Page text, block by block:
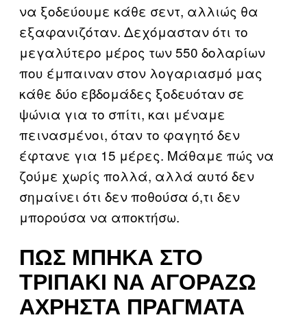
να ξοδεύουμε κάθε σεντ, αλλιώς θα
εξαφανιζόταν. Δεχόμασταν ότι το
μεγαλύτερο μέρος των 550 δολαρίων
που έμπαιναν στον λογαριασμό μας
κάθε δύο εβδομάδες ξοδευόταν σε
ψώνια για το σπίτι, και μέναμε
πεινασμένοι, όταν το φαγητό δεν
έφτανε για 15 μέρες. Μάθαμε πώς να
ζούμε χωρίς πολλά, αλλά αυτό δεν
σημαίνει ότι δεν ποθούσα ό,τι δεν
μπορούσα να αποκτήσω.
ΠΏΣ ΜΠΉΚΑ ΣΤΟ
ΤΡΙΠΆΚΙ ΝΑ ΑΓΟΡΆΖΩ
ΆΧΡΗΣΤΑ ΠΡΆΓΜΑΤΑ